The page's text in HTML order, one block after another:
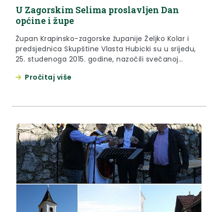
U Zagorskim Selima proslavljen Dan
općine i župe
Župan Krapinsko-zagorske županije Željko Kolar i
predsjednica Skupštine Vlasta Hubicki su u srijedu,
25. studenoga 2015. godine, nazočili svečanoj
povodom Dana općine održana u zgradi stare škole
Pročitaj više